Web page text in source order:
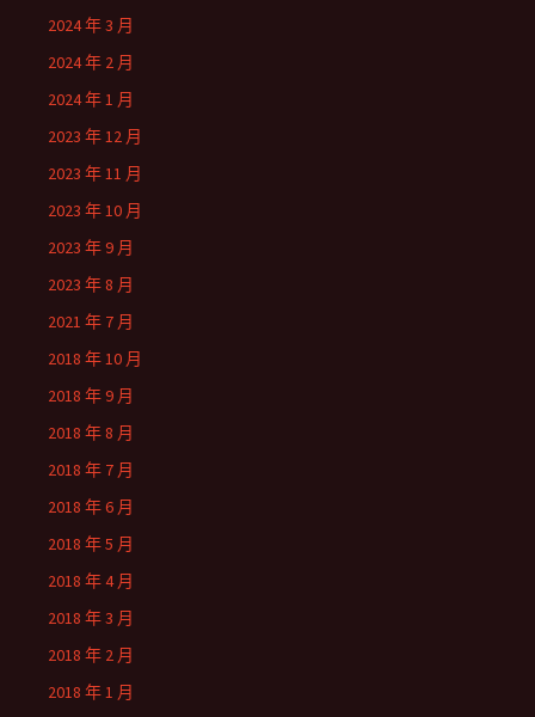
2024 年 3 月
2024 年 2 月
2024 年 1 月
2023 年 12 月
2023 年 11 月
2023 年 10 月
2023 年 9 月
2023 年 8 月
2021 年 7 月
2018 年 10 月
2018 年 9 月
2018 年 8 月
2018 年 7 月
2018 年 6 月
2018 年 5 月
2018 年 4 月
2018 年 3 月
2018 年 2 月
2018 年 1 月